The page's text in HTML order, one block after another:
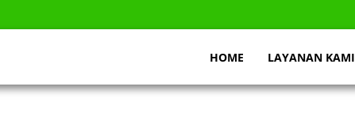
HOME LAYANAN KAMI